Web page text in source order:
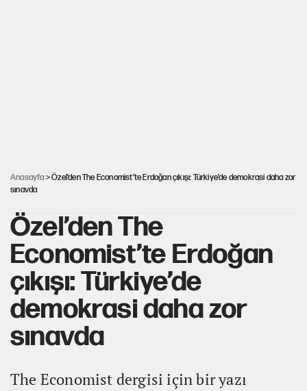
Anasayfa > Özel’den The Economist’te Erdoğan çıkışı: Türkiye’de demokrasi daha zor
sınavda
Özel’den The
Economist’te Erdoğan
çıkışı: Türkiye’de
demokrasi daha zor
sınavda
The Economist dergisi için bir yazı